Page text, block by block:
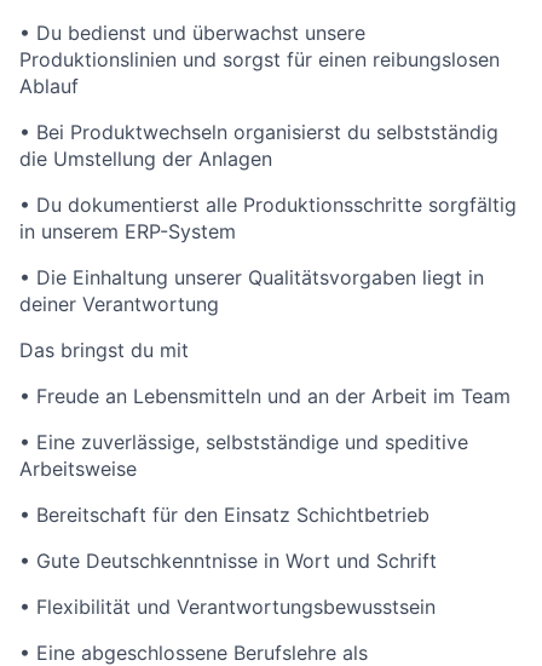
• Du bedienst und überwachst unsere
Produktionslinien und sorgst für einen reibungslosen
Ablauf
• Bei Produktwechseln organisierst du selbstständig
die Umstellung der Anlagen
• Du dokumentierst alle Produktionsschritte sorgfältig
in unserem ERP-System
• Die Einhaltung unserer Qualitätsvorgaben liegt in
deiner Verantwortung
Das bringst du mit
• Freude an Lebensmitteln und an der Arbeit im Team
• Eine zuverlässige, selbstständige und speditive
Arbeitsweise
• Bereitschaft für den Einsatz Schichtbetrieb
• Gute Deutschkenntnisse in Wort und Schrift
• Flexibilität und Verantwortungsbewusstsein
• Eine abgeschlossene Berufslehre als